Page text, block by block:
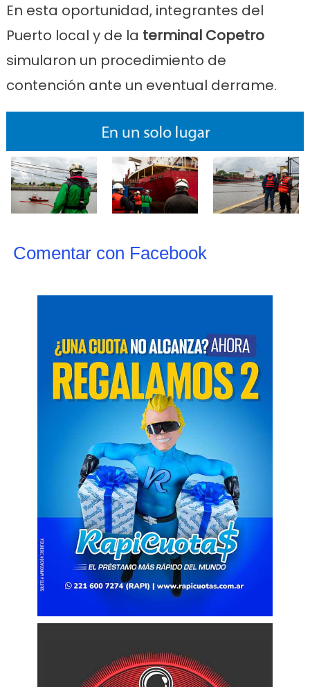
En esta oportunidad, integrantes del
Puerto local y de la terminal Copetro
simularon un procedimiento de
contención ante un eventual derrame.
Comentar con Facebook